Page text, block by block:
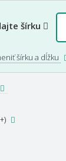
šírku
šírku a dĺžku
)